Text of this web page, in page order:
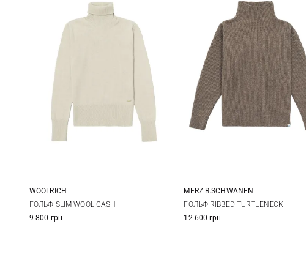
XS S
WOOLRICH
ГОЛЬФ SLIM WOOL CASH
9 800 грн
XS S M
MERZ B.SCHWANEN
ГОЛЬФ RIBBED TURTLENECK
12 600 грн